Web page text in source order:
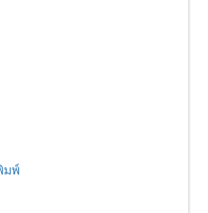
มพ์